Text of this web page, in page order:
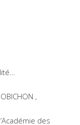
,
des